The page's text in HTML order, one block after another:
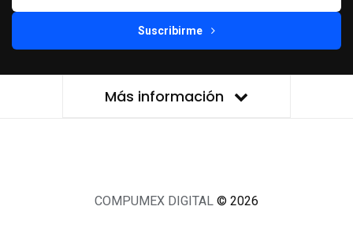
Suscribirme
Más información
COMPUMEX DIGITAL © 2026